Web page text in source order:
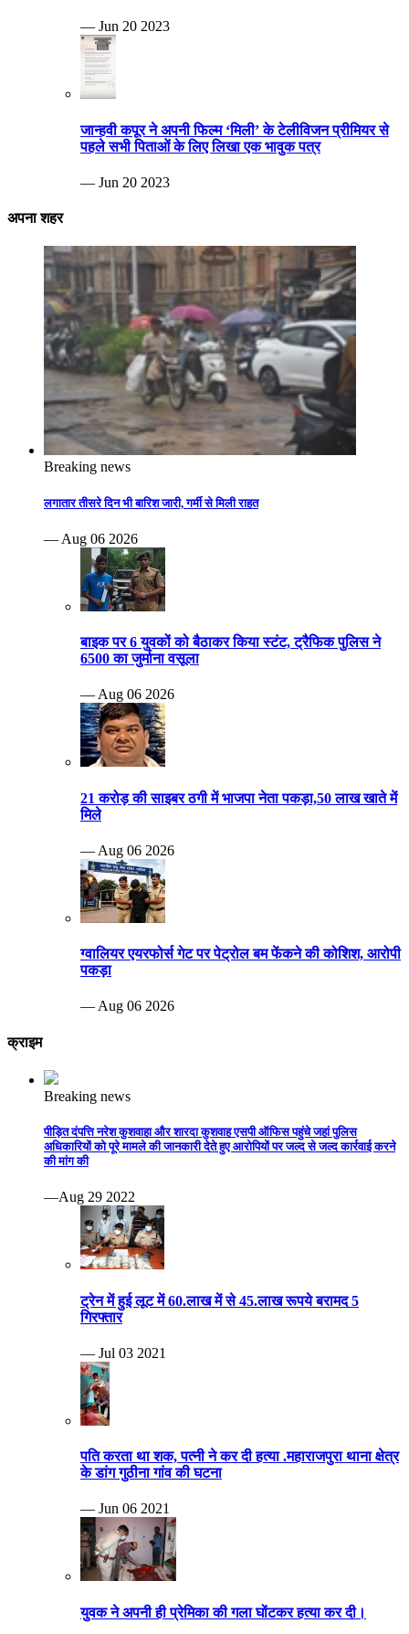
— Jun 20 2023
जान्हवी कपूर ने अपनी फिल्म ‘मिली’ के टेलीविजन प्रीमियर से
पहले सभी पिताओं के लिए लिखा एक भावुक पत्र
— Jun 20 2023
अपना शहर
Breaking news
लगातार तीसरे दिन भी बारिश जारी, गर्मी से मिली राहत
— Aug 06 2026
बाइक पर 6 युवकों को बैठाकर किया स्टंट, ट्रैफिक पुलिस ने
6500 का जुर्माना वसूला
— Aug 06 2026
21 करोड़ की साइबर ठगी में भाजपा नेता पकड़ा,50 लाख खाते में
मिले
— Aug 06 2026
ग्वालियर एयरफोर्स गेट पर पेट्रोल बम फेंकने की कोशिश, आरोपी
पकड़ा
— Aug 06 2026
क्राइम
Breaking news
पीड़ित दंपत्ति नरेश कुशवाहा और शारदा कुशवाह एसपी ऑफिस पहुंचे जहां पुलिस
अधिकारियों को पूरे मामले की जानकारी देते हुए आरोपियों पर जल्द से जल्द कार्रवाई करने
की मांग की
—Aug 29 2022
ट्रेन में हुई लूट में 60.लाख में से 45.लाख रूपये बरामद 5
गिरफ्तार
— Jul 03 2021
पति करता था शक, पत्नी ने कर दी हत्या .महाराजपुरा थाना क्षेत्र
के डांग गुठीना गांव की घटना
— Jun 06 2021
युवक ने अपनी ही प्रेमिका की गला घोंटकर हत्या कर दी।